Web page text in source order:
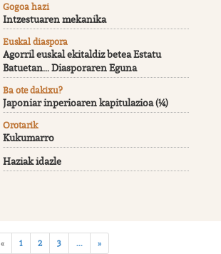
Gogoa hazi
Intzestuaren mekanika
Euskal diaspora
Agorril euskal ekitaldiz betea Estatu
Batuetan... Diasporaren Eguna
Ba ote dakixu?
Japoniar inperioaren kapitulazioa (¼)
Orotarik
Kukumarro
Haziak idazle
« 1 2 3 ... »